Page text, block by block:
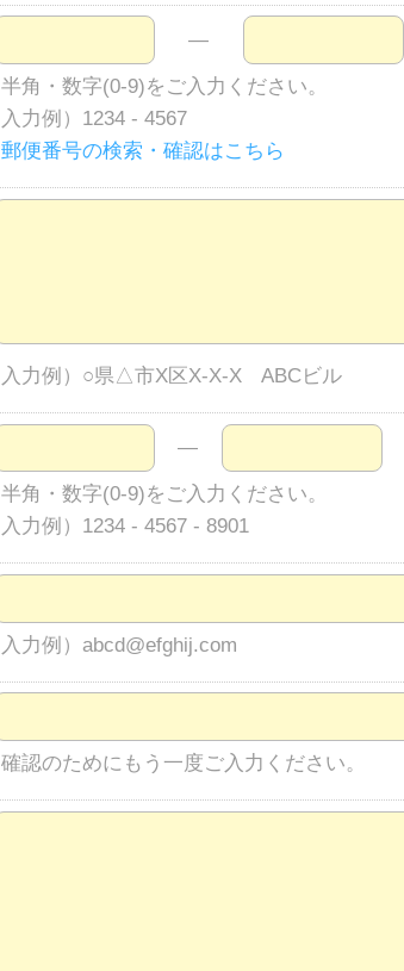
―
半角・数字(0-9)をご入力ください。
入力例）1234 - 4567
郵便番号の検索・確認はこちら
入力例）○県△市X区X-X-X ABCビル
―
半角・数字(0-9)をご入力ください。
入力例）1234 - 4567 - 8901
入力例）abcd@efghij.com
確認のためにもう一度ご入力ください。